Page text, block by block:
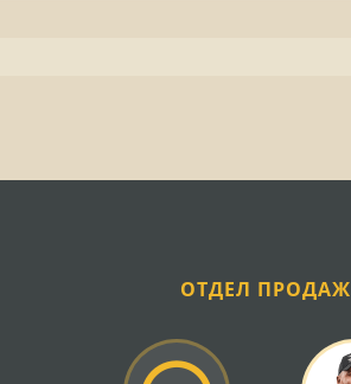
ОТДЕЛ ПРОДАЖ